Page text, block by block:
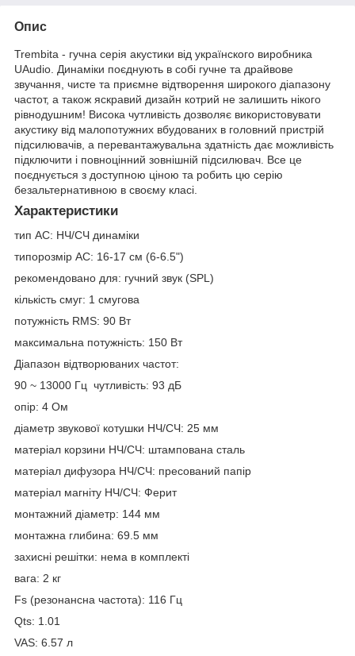
Опис
Trembita - гучна серія акустики від українского виробника
UAudio. Динаміки поєднують в собі гучне та драйвове
звучання, чисте та приємне відтворення широкого діапазону
частот, а також яскравий дизайн котрий не залишить нікого
рівнодушним! Висока чутливість дозволяє використовувати
акустику від малопотужних вбудованих в головний пристрій
підсилювачів, а перевантажувальна здатність дає можливість
підключити і повноцінний зовнішній підсилювач. Все це
поєднується з доступною ціною та робить цю серію
безальтернативною в своєму класі.
Характеристики
тип АС: НЧ/СЧ динаміки
типорозмір АС: 16-17 см (6-6.5")
рекомендовано для: гучний звук (SPL)
кількість смуг: 1 смугова
потужність RMS: 90 Вт
максимальна потужність: 150 Вт
Діапазон відтворюваних частот:
90 ~ 13000 Гц чутливість: 93 дБ
опір: 4 Ом
діаметр звукової котушки НЧ/СЧ: 25 мм
матеріал корзини НЧ/СЧ: штампована сталь
матеріал дифузора НЧ/СЧ: пресований папір
матеріал магніту НЧ/СЧ: Ферит
монтажний діаметр: 144 мм
монтажна глибина: 69.5 мм
захисні решітки: нема в комплекті
вага: 2 кг
Fs (резонансна частота): 116 Гц
Qts: 1.01
VAS: 6.57 л